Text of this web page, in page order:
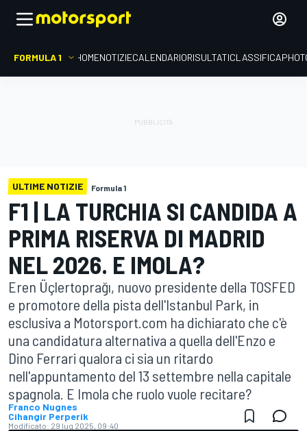
FORMULA 1 HOMENOTIZIECALENDARIORISULTATICLASSIFICA
ULTIME NOTIZIE Formula 1
F1 | LA TURCHIA SI CANDIDA A
PRIMA RISERVA DI MADRID
NEL 2026. E IMOLA?
Eren Üçlertoprağı, nuovo presidente della TOSFED
e promotore della pista dell'Istanbul Park, in
esclusiva a Motorsport.com ha dichiarato che c'è
una candidatura alternativa a quella dell'Enzo e
Dino Ferrari qualora ci sia un ritardo
nell'appuntamento del 13 settembre nella capitale
spagnola. E Imola che ruolo vuole recitare?
Franco Nugnes
Cihangir Perperik
Modificato: 29 lug 2025, 09:40